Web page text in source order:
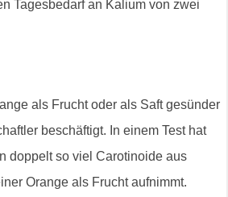
Tagesbedarf an Kalium von zwei
als Frucht oder als Saft gesünder
beschäftigt. In einem Test hat
doppelt so viel Carotinoide aus
Orange als Frucht aufnimmt.